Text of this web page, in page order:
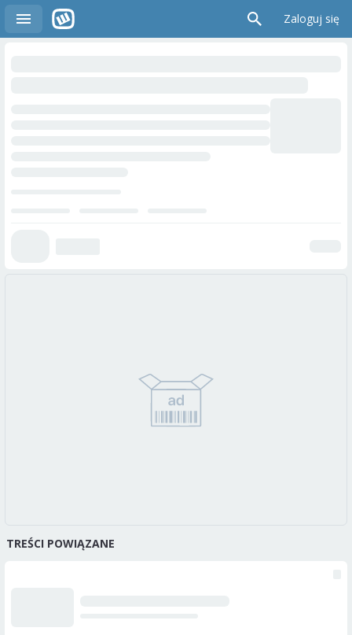
Zaloguj się
TREŚCI POWIĄZANE